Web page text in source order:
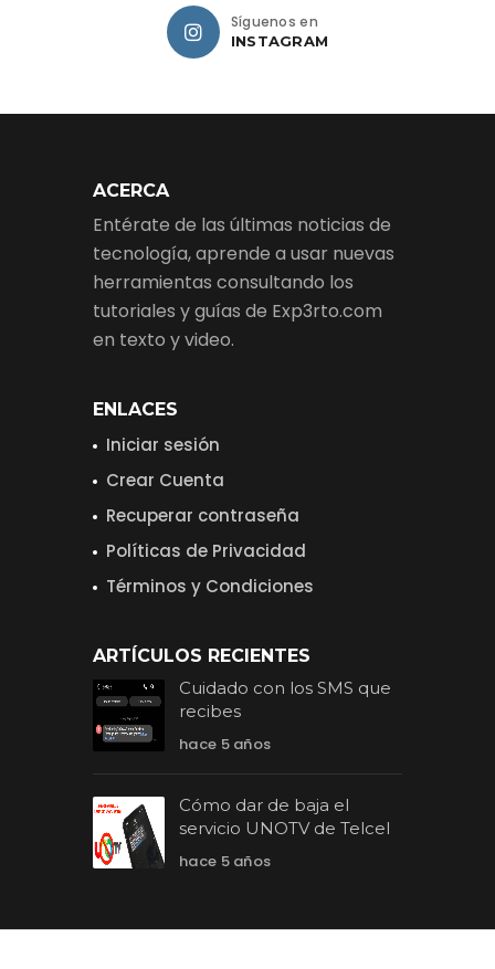
Síguenos en
INSTAGRAM
ACERCA
Entérate de las últimas noticias de
tecnología, aprende a usar nuevas
herramientas consultando los
tutoriales y guías de Exp3rto.com
en texto y video.
ENLACES
Iniciar sesión
Crear Cuenta
Recuperar contraseña
Políticas de Privacidad
Términos y Condiciones
ARTÍCULOS RECIENTES
Cuidado con los SMS que
recibes
hace 5 años
Cómo dar de baja el
servicio UNOTV de Telcel
hace 5 años